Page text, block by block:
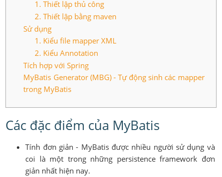
1. Thiết lập thủ công
2. Thiết lập bằng maven
Sử dụng
1. Kiểu file mapper XML
2. Kiểu Annotation
Tích hợp với Spring
MyBatis Generator (MBG) - Tự động sinh các mapper
trong MyBatis
Các đặc điểm của MyBatis
Tính đơn giản - MyBatis được nhiều người sử dụng và
coi là một trong những persistence framework đơn
giản nhất hiện nay.